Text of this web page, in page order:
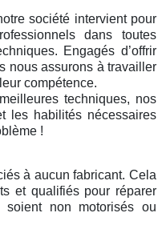
société intervient pour
dans toutes
Engagés d’offrir
nous assurons à travailler
compétence.
techniques, nos
les habilités nécessaires
!
à aucun fabricant. Cela
et qualifiés pour réparer
non motorisés ou